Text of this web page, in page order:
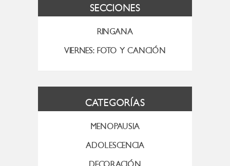
SECCIONES
RINGANA
VIERNES: FOTO Y CANCIÓN
CATEGORÍAS
MENOPAUSIA
ADOLESCENCIA